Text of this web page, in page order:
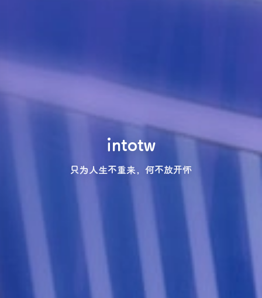
intotw
只为人生不重来，何不放开怀